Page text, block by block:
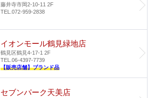
藤井寺市岡2-10-11 2F
TEL.072-959-2838
イオンモール鶴見緑地店
鶴見区鶴見4-17-1 2F
TEL.06-4397-7739
【販売店舗】ブランド品
セブンパーク天美店